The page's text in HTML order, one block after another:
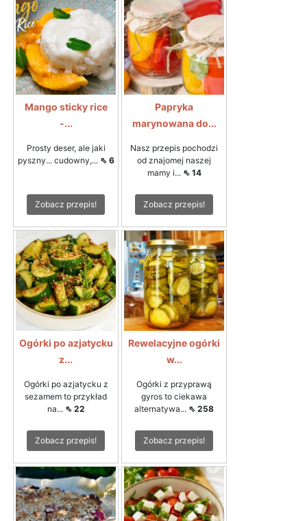
Mango sticky rice
-...
Prosty deser, ale jaki
pyszny... cudowny,... ⇖ 6
Zobacz przepis!
Papryka
marynowana do...
Nasz przepis pochodzi
od znajomej naszej
mamy i... ⇖ 14
Zobacz przepis!
Ogórki po azjatycku
z...
Ogórki po azjatycku z
sezamem to przykład
na... ⇖ 22
Zobacz przepis!
Rewelacyjne ogórki
w...
Ogórki z przyprawą
gyros to ciekawa
alternatywa... ⇖ 258
Zobacz przepis!